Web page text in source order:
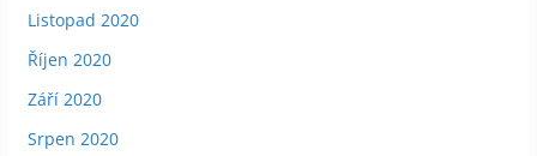
Listopad 2020
Říjen 2020
Září 2020
Srpen 2020